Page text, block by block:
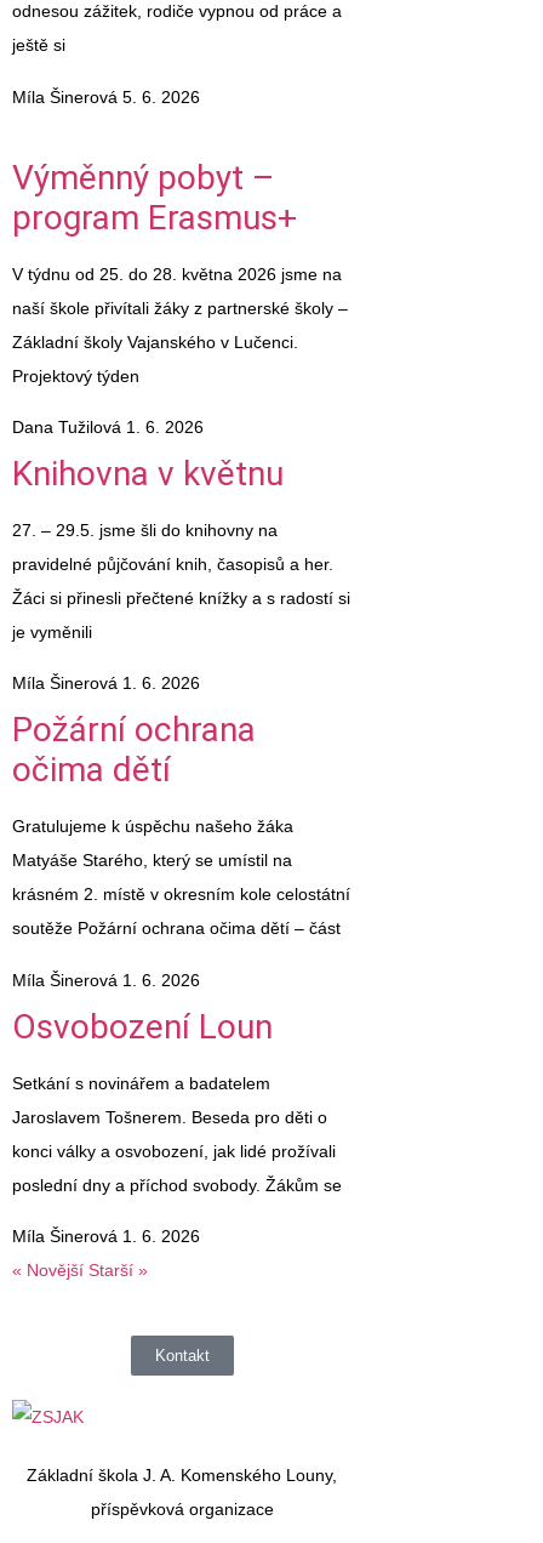
odnesou zážitek, rodiče vypnou od práce a
ještě si
Míla Šinerová 5. 6. 2026
Výměnný pobyt –
program Erasmus+
V týdnu od 25. do 28. května 2026 jsme na
naší škole přivítali žáky z partnerské školy –
Základní školy Vajanského v Lučenci.
Projektový týden
Dana Tužilová 1. 6. 2026
Knihovna v květnu
27. – 29.5. jsme šli do knihovny na
pravidelné půjčování knih, časopisů a her.
Žáci si přinesli přečtené knížky a s radostí si
je vyměnili
Míla Šinerová 1. 6. 2026
Požární ochrana
očima dětí
Gratulujeme k úspěchu našeho žáka
Matyáše Starého, který se umístil na
krásném 2. místě v okresním kole celostátní
soutěže Požární ochrana očima dětí – část
Míla Šinerová 1. 6. 2026
Osvobození Loun
Setkání s novinářem a badatelem
Jaroslavem Tošnerem. Beseda pro děti o
konci války a osvobození, jak lidé prožívali
poslední dny a příchod svobody. Žákům se
Míla Šinerová 1. 6. 2026
« Novější Starší »
Kontakt
Základní škola J. A. Komenského Louny,
příspěvková organizace